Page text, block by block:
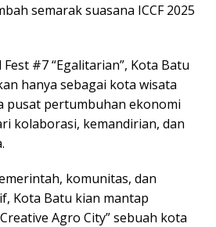
semarak suasana ICCF 2025
#7 “Egalitarian”, Kota Batu
hanya sebagai kota wisata
pusat pertumbuhan ekonomi
kolaborasi, kemandirian, dan
komunitas, dan
Kota Batu kian mantap
Agro City” sebuah kota